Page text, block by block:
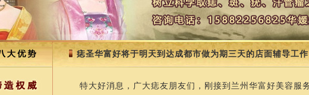
痣圣华富好将于明天到达成都市做为期三天的店面辅导工作
特大好消息，广大痣友朋友们，刚接到兰州华富好美容服